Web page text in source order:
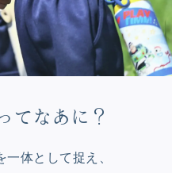
てなあに？
一体として捉え、